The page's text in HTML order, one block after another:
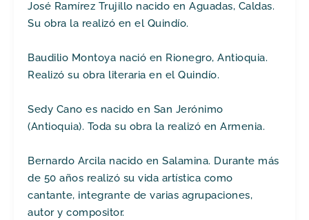
José Ramírez Trujillo nacido en Aguadas, Caldas.
Su obra la realizó en el Quindío.
Baudilio Montoya nació en Rionegro, Antioquia.
Realizó su obra literaria en el Quindío.
Sedy Cano es nacido en San Jerónimo
(Antioquia). Toda su obra la realizó en Armenia.
Bernardo Arcila nacido en Salamina. Durante más
de 50 años realizó su vida artística como
cantante, integrante de varias agrupaciones,
autor y compositor.